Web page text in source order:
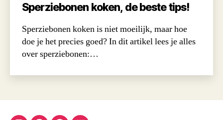
Sperziebonen koken, de beste tips!
Sperziebonen koken is niet moeilijk, maar hoe
doe je het precies goed? In dit artikel lees je alles
over sperziebonen:…